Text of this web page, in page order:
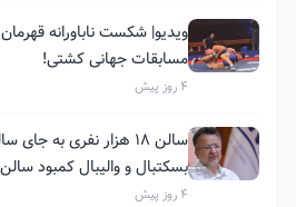
ویدیو| شکست ناباورانه
مسابقات جهانی کشتی!
4 روز پیش
بسکتبال و والیبال کمبود
4 روز پیش